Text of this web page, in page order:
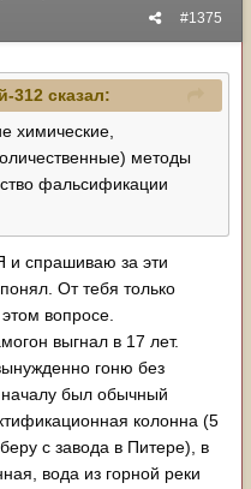
#1375
312 сказал:
химические,
методы
фальсификации
спрашиваю за эти
От тебя только
вопросе.
выгнал в 17 лет.
гоню без
был обычный
колонна (5
с завода в Питере), в
вода из горной реки